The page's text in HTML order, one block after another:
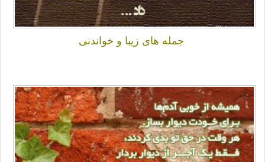
جمله های زیبا و خواندنی